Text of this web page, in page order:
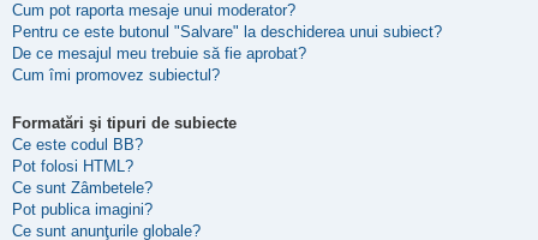
Cum pot raporta mesaje unui moderator?
Pentru ce este butonul "Salvare" la deschiderea unui subiect?
De ce mesajul meu trebuie să fie aprobat?
Cum îmi promovez subiectul?
Formatări şi tipuri de subiecte
Ce este codul BB?
Pot folosi HTML?
Ce sunt Zâmbetele?
Pot publica imagini?
Ce sunt anunţurile globale?